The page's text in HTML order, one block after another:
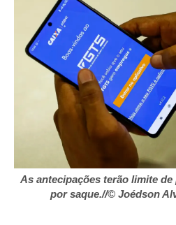
As antecipações terão limite
por saque.//© Joédson